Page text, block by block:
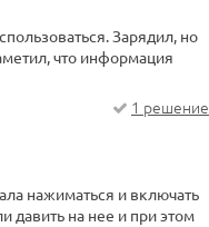
Зарядил, но
что информация
1 решение
нажиматься и включать
давить на нее и при этом